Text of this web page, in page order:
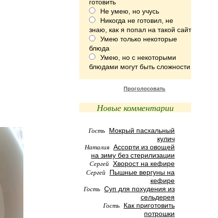
готовить
Не умею, но учусь
Никогда не готовил, не
знаю, как я попал на такой сайт
Умею только некоторые
блюда
Умею, но с некоторыми
блюдами могут быть сложности
Проголосовать
Новые комментарии
Гость Мокрый пасхальный
кулич
Наталия Ассорти из овощей
на зиму без стерилизации
Сергей Хворост на кефире
Сергей Пышные вергуны на
кефире
Гость Суп для похудения из
сельдерея
Гость Как приготовить
потрошки